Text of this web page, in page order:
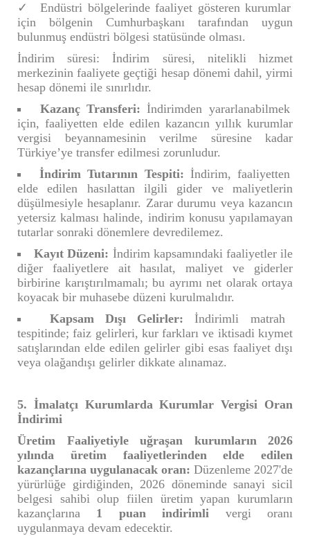
Endüstri bölgelerinde faaliyet gösteren kurumlar
için bölgenin Cumhurbaşkanı tarafından uygun
bulunmuş endüstri bölgesi statüsünde olması.
İndirim süresi: İndirim süresi, nitelikli hizmet
merkezinin faaliyete geçtiği hesap dönemi dahil, yirmi
hesap dönemi ile sınırlıdır.
Kazanç Transferi: İndirimden yararlanabilmek
için, faaliyetten elde edilen kazancın yıllık kurumlar
vergisi beyannamesinin verilme süresine kadar
Türkiye’ye transfer edilmesi zorunludur.
İndirim Tutarının Tespiti: İndirim, faaliyetten
elde edilen hasılattan ilgili gider ve maliyetlerin
düşülmesiyle hesaplanır. Zarar durumu veya kazancın
yetersiz kalması halinde, indirim konusu yapılamayan
tutarlar sonraki dönemlere devredilemez.
Kayıt Düzeni: İndirim kapsamındaki faaliyetler ile
diğer faaliyetlere ait hasılat, maliyet ve giderler
birbirine karıştırılmamalı; bu ayrımı net olarak ortaya
koyacak bir muhasebe düzeni kurulmalıdır.
Kapsam Dışı Gelirler: İndirimli matrah
tespitinde; faiz gelirleri, kur farkları ve iktisadi kıymet
satışlarından elde edilen gelirler gibi esas faaliyet dışı
veya olağandışı gelirler dikkate alınamaz.
5. İmalatçı Kurumlarda Kurumlar Vergisi Oran
İndirimi
Üretim Faaliyetiyle uğraşan kurumların 2026
yılında üretim faaliyetlerinden elde edilen
kazançlarına uygulanacak oran: Düzenleme 2027'de
yürürlüğe girdiğinden, 2026 döneminde sanayi sicil
belgesi sahibi olup fiilen üretim yapan kurumların
kazançlarına 1 puan indirimli vergi oranı
uygulanmaya devam edecektir.